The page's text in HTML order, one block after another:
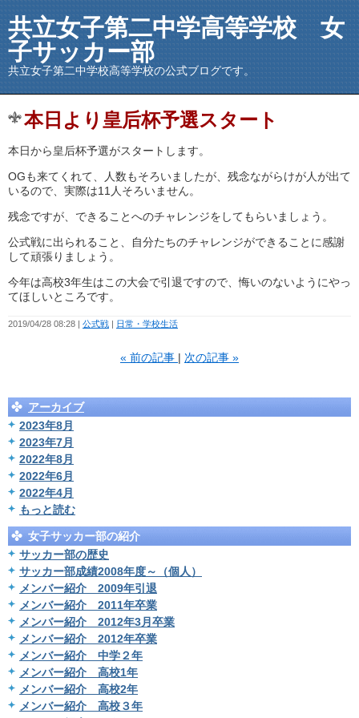
共立女子第二中学高等学校 女
子サッカー部
共立女子第二中学校高等学校の公式ブログです。
本日より皇后杯予選スタート
本日から皇后杯予選がスタートします。
OGも来てくれて、人数もそろいましたが、残念ながらけが人が出て
いるので、実際は11人そろいません。
残念ですが、できることへのチャレンジをしてもらいましょう。
公式戦に出られること、自分たちのチャレンジができることに感謝
して頑張りましょう。
今年は高校3年生はこの大会で引退ですので、悔いのないようにやっ
てほしいところです。
2019/04/28 08:28 公式戦 日常・学校生活
« 前の記事 次の記事 »
アーカイブ
2023年8月
2023年7月
2022年8月
2022年6月
2022年4月
もっと読む
女子サッカー部の紹介
サッカー部の歴史
サッカー部成績2008年度～（個人）
メンバー紹介 2009年引退
メンバー紹介 2011年卒業
メンバー紹介 2012年3月卒業
メンバー紹介 2012年卒業
メンバー紹介 中学２年
メンバー紹介 高校1年
メンバー紹介 高校2年
メンバー紹介 高校３年